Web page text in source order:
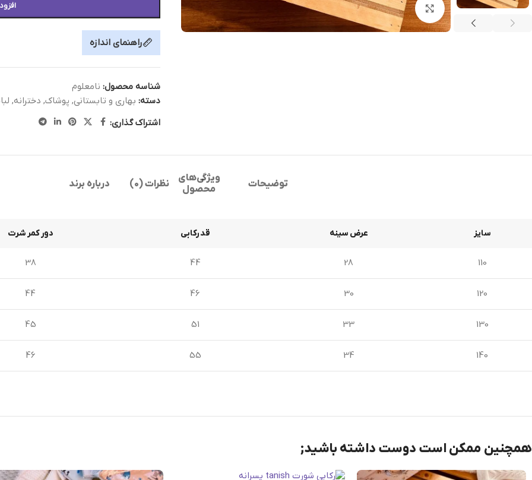
بزرگنمایی تصویر
راهنمای اندازه
شناسه محصول: نامعلوم
دسته: بهاری و تابستانی, پوشاک, دخترانه,
اشتراک گذاری:
توضیحات
ویژگی‌های
محصول
نظرات (0) درباره برند
سایز عرض سینه قد رکابی دور کمر شرت
110
28
44
38
120
30
46
44
130
33
51
45
140
34
55
46
همچنین ممکن است دوست داشته باشید;